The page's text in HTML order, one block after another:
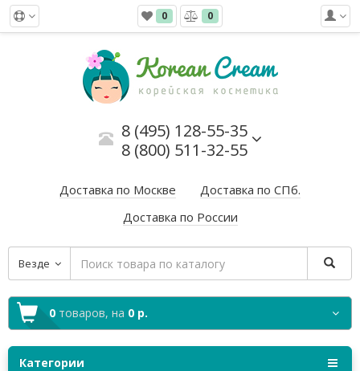
0 0
8 (495) 128-55-35
8 (800) 511-32-55
Доставка по Москве
Доставка по СПб.
Доставка по России
Везде
0 товаров, на 0 р.
Категории